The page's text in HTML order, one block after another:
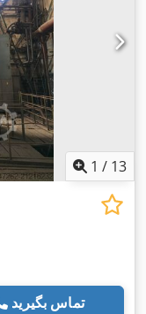
1 / 13
تماس بگیرید